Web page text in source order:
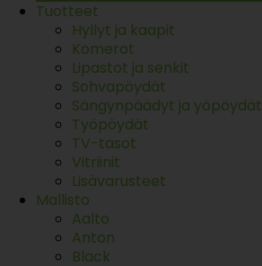
Tuotteet
Hyllyt ja kaapit
Komerot
Lipastot ja senkit
Sohvapöydät
Sängynpäädyt ja yöpöydät
Työpöydät
TV-tasot
Vitriinit
Lisävarusteet
Mallisto
Aalto
Anton
Black